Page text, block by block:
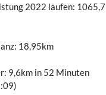
2022 laufen: 1065,7
18,95km
9,6km in 52 Minuten